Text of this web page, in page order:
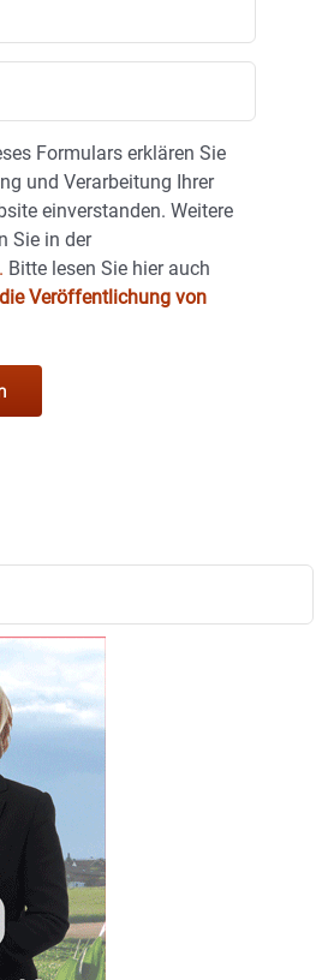
Formulars erklären Sie
und Verarbeitung Ihrer
einverstanden. Weitere
Sie in der
Bitte lesen Sie hier auch
Veröffentlichung von